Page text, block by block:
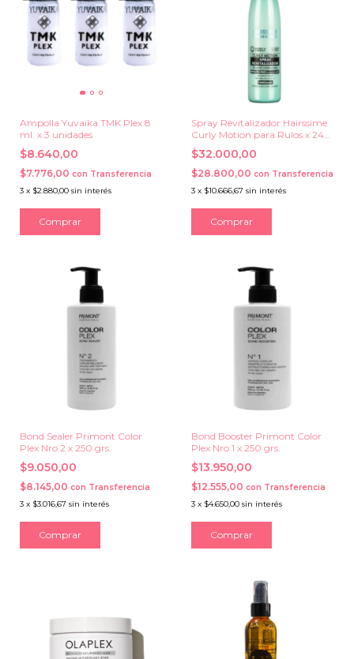
Ampolla Yuvaika TMK Plex 8
ml. x 3 unidades
$8.640,00
$7.776,00 con Transferencia
3 x $2.880,00 sin interés
Spray Revitalizador Hairssime
Curly Motion para Rulos x 240
ml.
$32.000,00
$28.800,00 con Transferencia
3 x $10.666,67 sin interés
Bond Sealer Primont Color
Plex Nro 2 x 250 grs.
$9.050,00
$8.145,00 con Transferencia
3 x $3.016,67 sin interés
Bond Booster Primont Color
Plex Nro 1 x 250 grs.
$13.950,00
$12.555,00 con Transferencia
3 x $4.650,00 sin interés